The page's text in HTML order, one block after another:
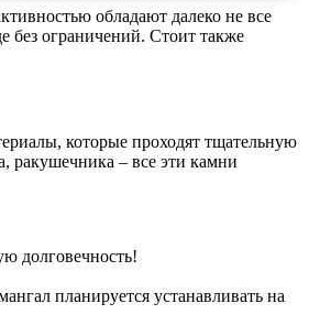
обладают далеко не все
без ограничений. Стоит также
которые проходят тщательную
ракушечника – все эти камни
долговечность!
планируется устанавливать на